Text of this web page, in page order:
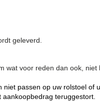
geleverd.
wat voor reden dan ook,
passen op uw rolstoel of
teruggestort.